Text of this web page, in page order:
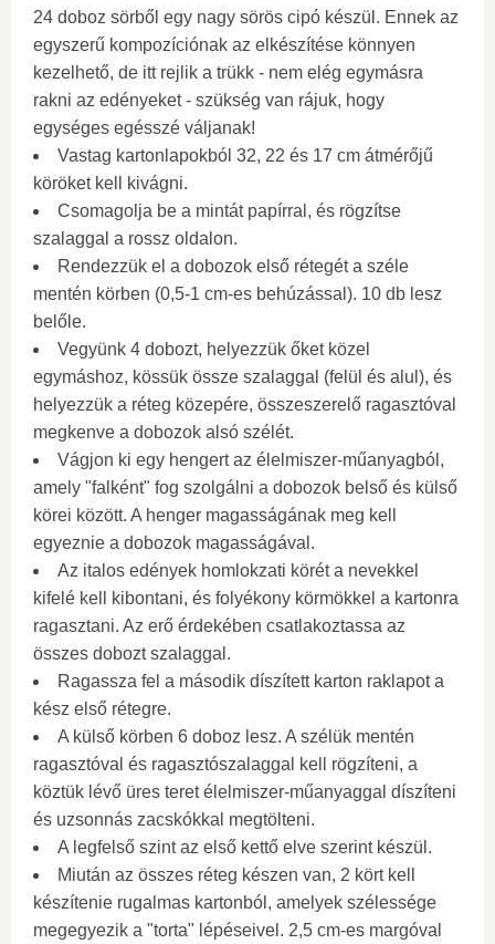
24 doboz sörből egy nagy sörös cipó készül. Ennek az
egyszerű kompozíciónak az elkészítése könnyen
kezelhető, de itt rejlik a trükk - nem elég egymásra
rakni az edényeket - szükség van rájuk, hogy
egységes egésszé váljanak!
Vastag kartonlapokból 32, 22 és 17 cm átmérőjű
köröket kell kivágni.
Csomagolja be a mintát papírral, és rögzítse
szalaggal a rossz oldalon.
Rendezzük el a dobozok első rétegét a széle
mentén körben (0,5-1 cm-es behúzással). 10 db lesz
belőle.
Vegyünk 4 dobozt, helyezzük őket közel
egymáshoz, kössük össze szalaggal (felül és alul), és
helyezzük a réteg közepére, összeszerelő ragasztóval
megkenve a dobozok alsó szélét.
Vágjon ki egy hengert az élelmiszer-műanyagból,
amely "falként" fog szolgálni a dobozok belső és külső
körei között. A henger magasságának meg kell
egyeznie a dobozok magasságával.
Az italos edények homlokzati körét a nevekkel
kifelé kell kibontani, és folyékony körmökkel a kartonra
ragasztani. Az erő érdekében csatlakoztassa az
összes dobozt szalaggal.
Ragassza fel a második díszített karton raklapot a
kész első rétegre.
A külső körben 6 doboz lesz. A szélük mentén
ragasztóval és ragasztószalaggal kell rögzíteni, a
köztük lévő üres teret élelmiszer-műanyaggal díszíteni
és uzsonnás zacskókkal megtölteni.
A legfelső szint az első kettő elve szerint készül.
Miután az összes réteg készen van, 2 kört kell
készítenie rugalmas kartonból, amelyek szélessége
megegyezik a "torta" lépéseivel. 2,5 cm-es margóval